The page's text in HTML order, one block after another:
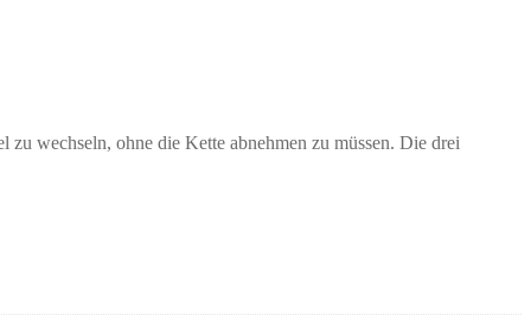
wechseln, ohne die Kette abnehmen zu müssen. Die drei